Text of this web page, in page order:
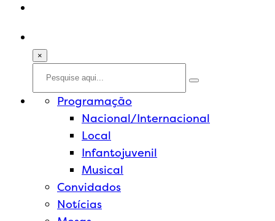
×
Programação
Nacional/Internacional
Local
Infantojuvenil
Musical
Convidados
Notícias